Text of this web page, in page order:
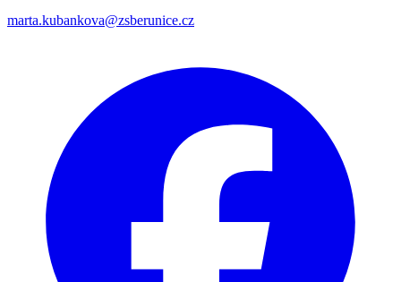
marta.kubankova@zsberunice.cz